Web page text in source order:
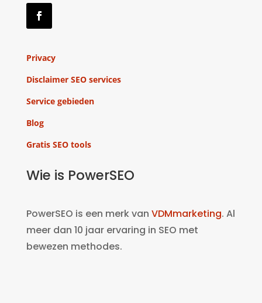
Privacy
Disclaimer SEO services
Service gebieden
Blog
Gratis SEO tools
Wie is PowerSEO
PowerSEO is een merk van VDMmarketing. Al
meer dan 10 jaar ervaring in SEO met
bewezen methodes.